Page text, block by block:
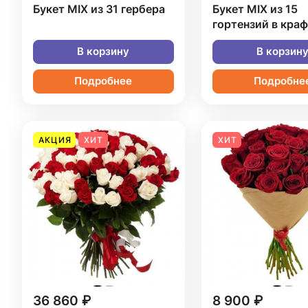
Букет MIX из 31 гербера
В корзину
Подробнее
Букет MIX из 15
гортензий в
В
АКЦИЯ ХИТ
36 860 ₽
ХИТ
8 900 ₽